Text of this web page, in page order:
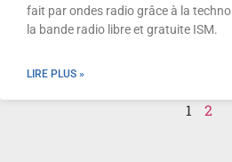
fait par ondes radio grâce à la
la bande radio libre et gratuite ISM.
LIRE PLUS »
1 2